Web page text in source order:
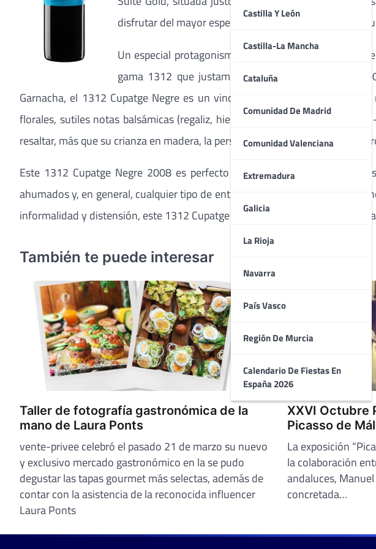
Castilla Y León
Castilla-La Mancha
Cataluña
Comunidad De Madrid
Comunidad Valenciana
Extremadura
Galicia
La Rioja
Navarra
País Vasco
Región De Murcia
Calendario De Fiestas En
España 2026
disfrutar del mayor espectáculo de velocidad en el
Un especial protagonismo en el Circuit de Catalunya
gama 1312 que justamente ahora estrena añada
Garnacha, el 1312 Cupatge Negre es un vino picota intenso donde
florales, sutiles notas balsámicas (regaliz, hierbas aromáticas) y
resaltar, más que su crianza en madera, la personalidad y el carácter del
Este 1312 Cupatge Negre 2008 es perfecto tanto para un bacalao en
ahumados y, en general, cualquier tipo de entrantes fríos. En línea con el
informalidad y distensión, este 1312 Cupatge Negre 2008
También te puede interesar
Taller de fotografía gastronómica de la
mano de Laura Ponts
vente-privee celebró el pasado 21 de marzo su nuevo
y exclusivo mercado gastronómico en la se pudo
degustar las tapas gourmet más selectas, además de
contar con la asistencia de la reconocida influencer
Laura Ponts
XXVI Octubre
Picasso de
La exposición
la colaboración
andaluces,
concretada…